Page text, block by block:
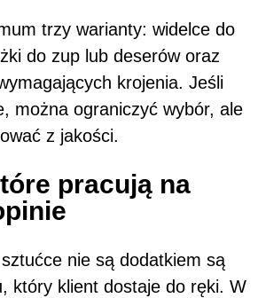
trzy warianty: widelce do
do zup lub deserów oraz
krojenia. Jeśli
można ograniczyć wybór, ale
z jakości.
pracują na
nie są dodatkiem są
który klient dostaje do ręki. W